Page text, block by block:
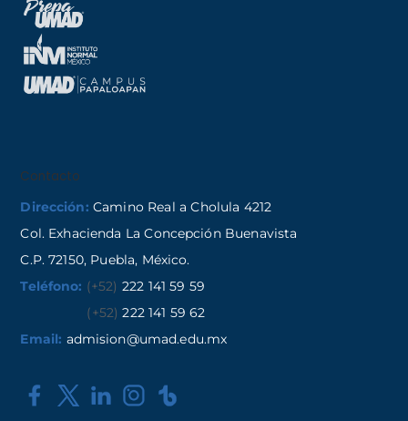
Contacto
Dirección: Camino Real a Cholula 4212
Col. Exhacienda La Concepción Buenavista
C.P. 72150, Puebla, México.
Teléfono: (+52) 222 141 59 59
(+52) 222 141 59 62
Email: admision@umad.edu.mx